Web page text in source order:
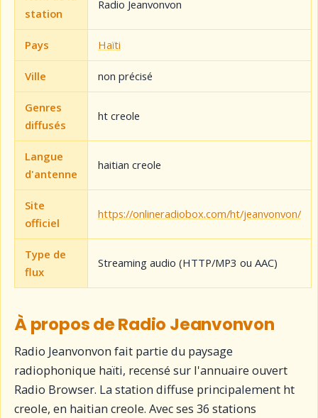
station
Radio Jeanvonvon
Pays Haïti
Ville non précisé
Genres
diffusés
ht creole
Langue
d'antenne
haitian creole
Site
officiel
https://onlineradiobox.com/ht/jeanvonvon/
Type de
flux
Streaming audio (HTTP/MP3 ou AAC)
À propos de Radio Jeanvonvon
Radio Jeanvonvon fait partie du paysage
radiophonique haïti, recensé sur l'annuaire ouvert
Radio Browser. La station diffuse principalement ht
creole, en haitian creole. Avec ses 36 stations